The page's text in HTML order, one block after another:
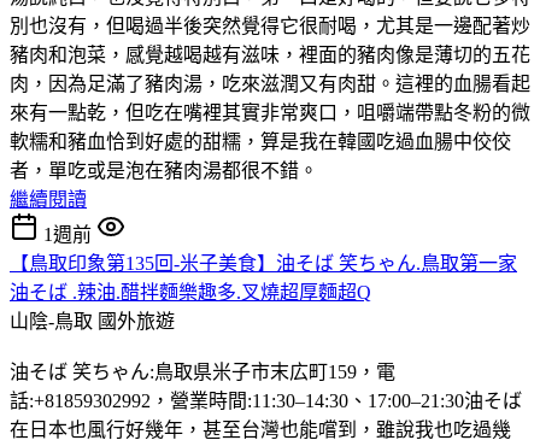
別也沒有，但喝過半後突然覺得它很耐喝，尤其是一邊配著炒
豬肉和泡菜，感覺越喝越有滋味，裡面的豬肉像是薄切的五花
肉，因為足滿了豬肉湯，吃來滋潤又有肉甜。這裡的血腸看起
來有一點乾，但吃在嘴裡其實非常爽口，咀嚼端帶點冬粉的微
軟糯和豬血恰到好處的甜糯，算是我在韓國吃過血腸中佼佼
者，單吃或是泡在豬肉湯都很不錯。
繼續閱讀
1週前
【鳥取印象第135回-米子美食】油そば 笑ちゃん.鳥取第一家
油そば .辣油.醋拌麵樂趣多.叉燒超厚麵超Q
山陰-鳥取 國外旅遊
油そば 笑ちゃん:鳥取県米子市末広町159，電
話:+81859302992，營業時間:11:30–14:30、17:00–21:30油そば
在日本也風行好幾年，甚至台灣也能嚐到，雖說我也吃過幾